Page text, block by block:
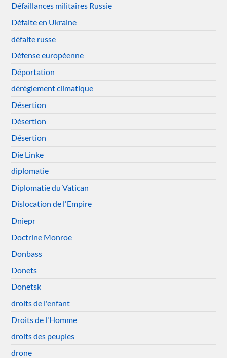
Défaillances militaires Russie
Défaite en Ukraine
défaite russe
Défense européenne
Déportation
dérèglement climatique
Désertion
Désertion
Désertion
Die Linke
diplomatie
Diplomatie du Vatican
Dislocation de l'Empire
Dniepr
Doctrine Monroe
Donbass
Donets
Donetsk
droits de l'enfant
Droits de l'Homme
droits des peuples
drone